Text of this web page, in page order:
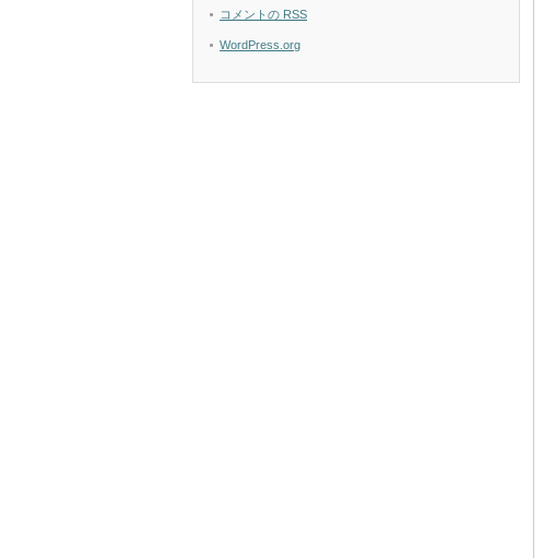
コメントの RSS
WordPress.org